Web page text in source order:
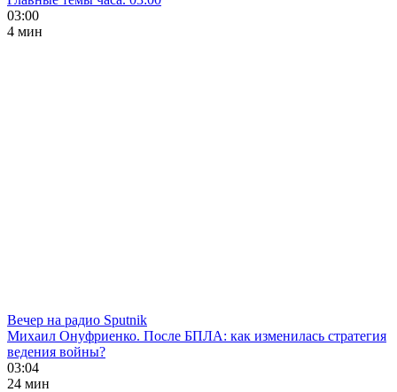
03:00
4 мин
Вечер на радио Sputnik
Михаил Онуфриенко. После БПЛА: как изменилась стратегия
ведения войны?
03:04
24 мин